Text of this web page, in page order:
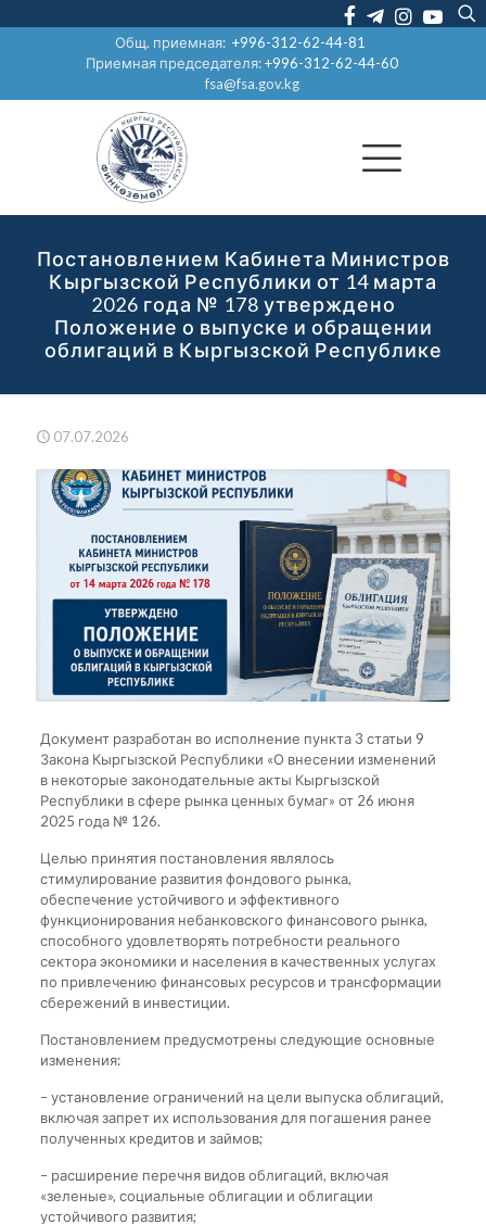
Общ. приемная:+996-312-62-44-81
Приемная председателя:+996-312-62-44-60
fsa@fsa.gov.kg
Постановлением Кабинета Министров
Кыргызской Республики от 14 марта
2026 года № 178 утверждено
Положение о выпуске и обращении
облигаций в Кыргызской Республике
07.07.2026
Документ разработан во исполнение пункта 3 статьи 9
Закона Кыргызской Республики «О внесении изменений
в некоторые законодательные акты Кыргызской
Республики в сфере рынка ценных бумаг» от 26 июня
2025 года № 126.
Целью принятия постановления являлось
стимулирование развития фондового рынка,
обеспечение устойчивого и эффективного
функционирования небанковского финансового рынка,
способного удовлетворять потребности реального
сектора экономики и населения в качественных услугах
по привлечению финансовых ресурсов и трансформации
сбережений в инвестиции.
Постановлением предусмотрены следующие основные
изменения:
– установление ограничений на цели выпуска облигаций,
включая запрет их использования для погашения ранее
полученных кредитов и займов;
– расширение перечня видов облигаций, включая
«зеленые», социальные облигации и облигации
устойчивого развития;